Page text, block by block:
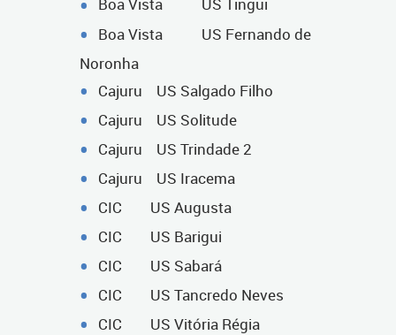
Boa Vista US Tingui
Boa Vista US Fernando de
Noronha
Cajuru US Salgado Filho
Cajuru US Solitude
Cajuru US Trindade 2
Cajuru US Iracema
CIC US Augusta
CIC US Barigui
CIC US Sabará
CIC US Tancredo Neves
CIC US Vitória Régia